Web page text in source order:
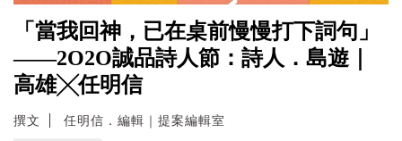
「當我回神，已在桌前慢慢打下詞句」
——2O2O誠品詩人節：詩人．島遊｜
高雄╳任明信
撰文 任明信．編輯｜提案編輯室